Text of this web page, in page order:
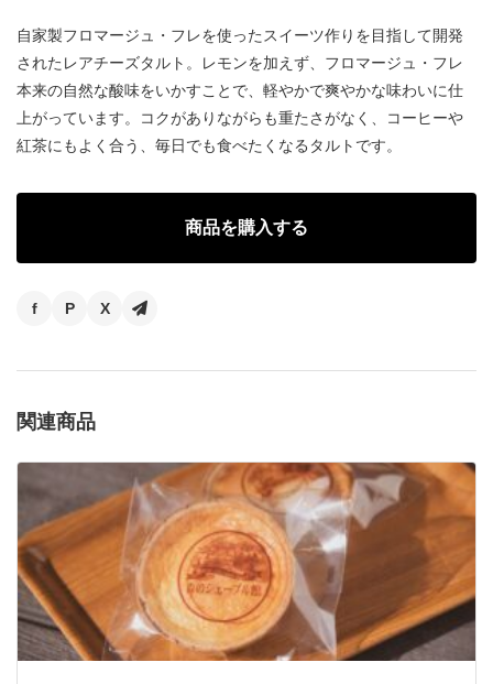
自家製フロマージュ・フレを使ったスイーツ作りを目指して開発
されたレアチーズタルト。レモンを加えず、フロマージュ・フレ
本来の自然な酸味をいかすことで、軽やかで爽やかな味わいに仕
上がっています。コクがありながらも重たさがなく、コーヒーや
紅茶にもよく合う、毎日でも食べたくなるタルトです。
商品を購入する
f P X
関連商品